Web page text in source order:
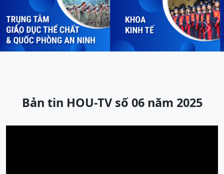
Previous Next
Bản tin HOU-TV số 06 năm 2025